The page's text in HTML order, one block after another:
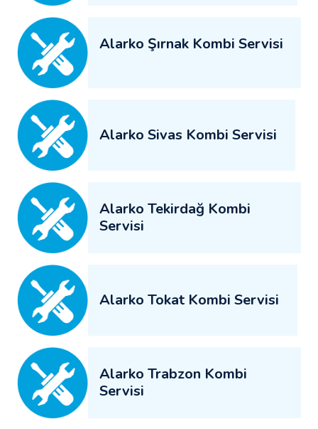
Alarko Şırnak Kombi Servisi
Alarko Sivas Kombi Servisi
Alarko Tekirdağ Kombi
Servisi
Alarko Tokat Kombi Servisi
Alarko Trabzon Kombi
Servisi